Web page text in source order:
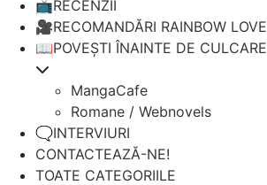
📺RECENZII
🎥RECOMANDĂRI RAINBOW LOVE
📖POVEȘTI ÎNAINTE DE CULCARE
MangaCafe
Romane / Webnovels
🗨️INTERVIURI
CONTACTEAZĂ-NE!
TOATE CATEGORIILE